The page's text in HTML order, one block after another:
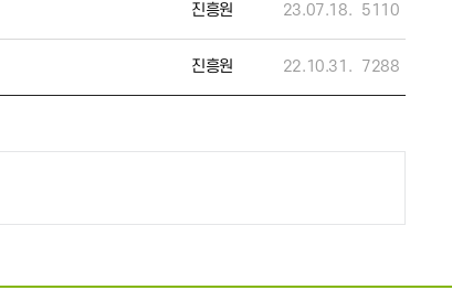
진흥원 23.07.18. 5110
진흥원 22.10.31. 7288